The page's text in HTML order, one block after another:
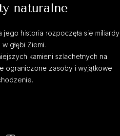
naturalne
jego historia rozpoczęła sie miliardy
w głębi Ziemi.
kamieni szlachetnych na
ograniczone zasoby i wyjątkowe